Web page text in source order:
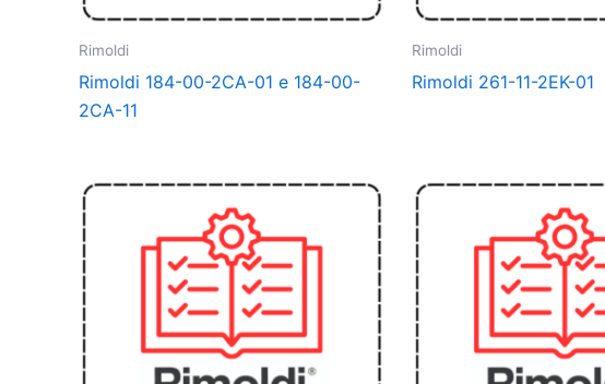
Rimoldi
Rimoldi 184-00-2CA-01 e 184-00-
2CA-11
Rimoldi
Rimoldi 261-11-2EK-01